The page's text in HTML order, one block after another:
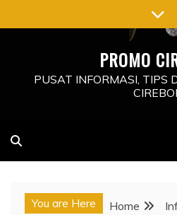
to
PROMO
PUSAT INFORMASI, TIPS
You are Here Home